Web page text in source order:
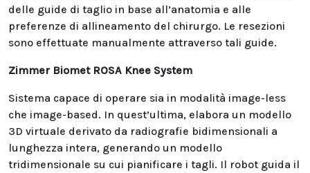
delle guide di taglio in base all’anatomia e alle
preferenze di allineamento del chirurgo. Le resezioni
sono effettuate manualmente attraverso tali guide.
Zimmer Biomet ROSA Knee System
Sistema capace di operare sia in modalità image-less
che image-based. In quest’ultima, elabora un modello
3D virtuale derivato da radiografie bidimensionali a
lunghezza intera, generando un modello
tridimensionale su cui pianificare i tagli. Il robot guida il